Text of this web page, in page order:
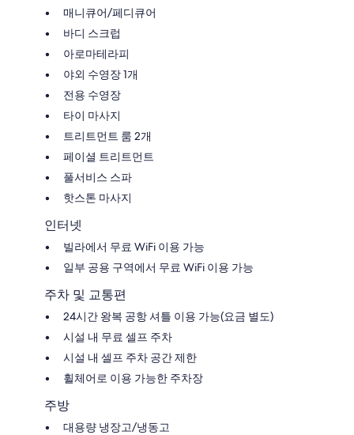
매니큐어/페디큐어
바디 스크럽
아로마테라피
야외 수영장 1개
전용 수영장
타이 마사지
트리트먼트 룸 2개
페이셜 트리트먼트
풀서비스 스파
핫스톤 마사지
인터넷
빌라에서 무료 WiFi 이용 가능
일부 공용 구역에서 무료 WiFi 이용 가능
주차 및 교통편
24시간 왕복 공항 셔틀 이용 가능(요금 별도)
시설 내 무료 셀프 주차
시설 내 셀프 주차 공간 제한
휠체어로 이용 가능한 주차장
주방
대용량 냉장고/냉동고